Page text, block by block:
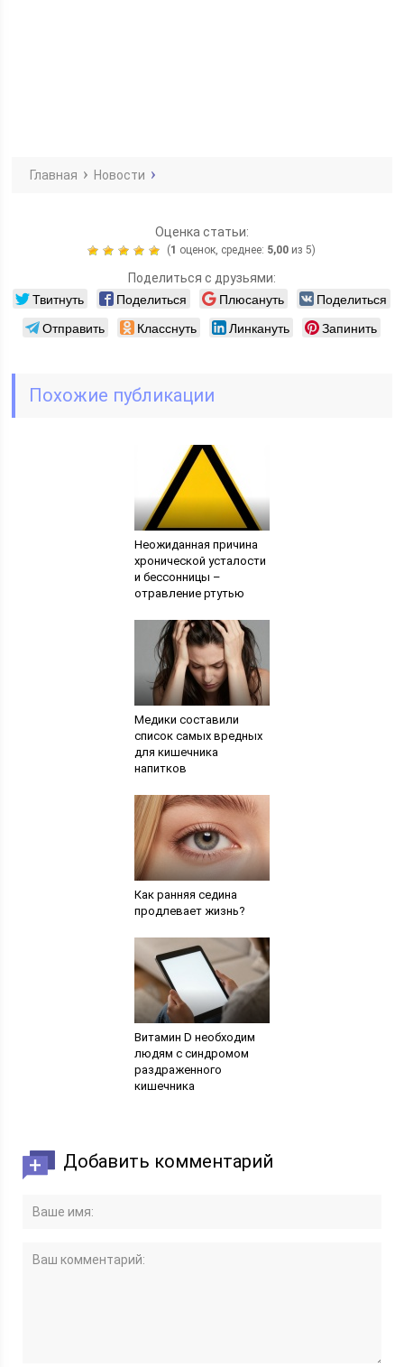
Главная Новости
Оценка статьи:
(1 оценок, среднее: 5,00 из 5)
Поделиться с друзьями:
Твитнуть Поделиться Плюсануть
Поделиться
Отправить
Класснуть Линкануть Запинить
Похожие публикации
Неожиданная причина
хронической усталости
и бессонницы –
отравление ртутью
Медики составили
список самых вредных
для кишечника
напитков
Как ранняя седина
продлевает жизнь?
Витамин D необходим
людям с синдромом
раздраженного
кишечника
Добавить комментарий